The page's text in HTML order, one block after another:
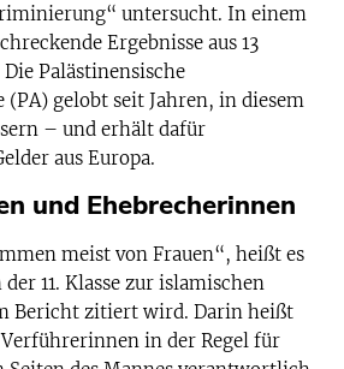
untersucht. In einem
Ergebnisse aus 13
Palästinensische
(PA) gelobt seit Jahren, in diesem
– und erhält dafür
aus Europa.
und Ehebrecherinnen
meist von Frauen“, heißt es
11. Klasse zur islamischen
Bericht zitiert wird. Darin heißt
Verführerinnen in der Regel für